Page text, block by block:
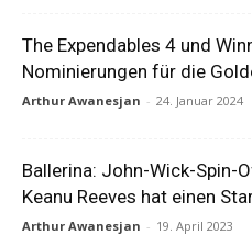
The Expendables 4 und
Nominierungen für die
Arthur Awanesjan - 24. Januar 2024
Ballerina: John-Wick-Spin-
Keanu Reeves hat einen
Arthur Awanesjan - 19. April 2023